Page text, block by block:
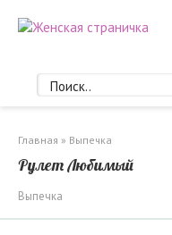
Главная » Выпечка
Рулет Любимый
Выпечка